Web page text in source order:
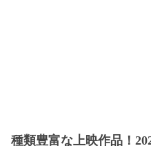
種類豊富な上映作品！